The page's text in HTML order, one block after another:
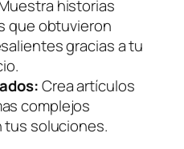
historias
que obtuvieron
gracias a tu
Crea artículos
complejos
tus soluciones.